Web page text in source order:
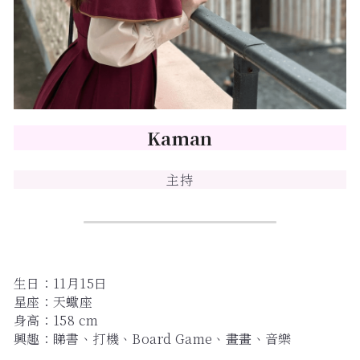
主題房間
會員優惠
學生優惠
傳媒報道
Instagram
搜索
Kaman
主持
生日：11月15日
星座：天蠍座
身高：158 cm
興趣：睇書、打機、Board Game、畫畫、音樂